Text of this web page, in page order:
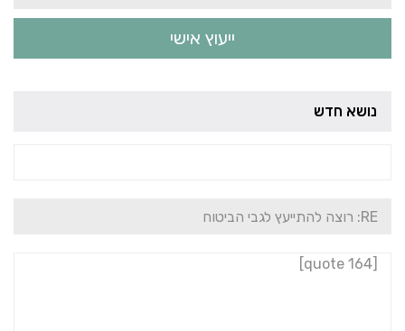
ייעוץ אישי
נושא חדש